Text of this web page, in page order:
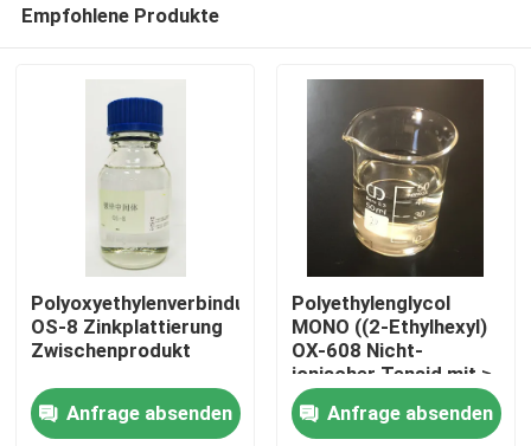
Zu Hause
Empfohlene Produkte
Polyoxyethylenverbindung
OS-8 Zinkplattierung
Zwischenprodukt
Anfrage absenden
Polyethylenglycol
MONO ((2-Ethylhexyl)
OX-608 Nicht-
ionischer Tensid mit ≥
80%
Anfrage absenden